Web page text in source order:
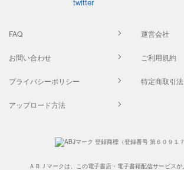
FAQ 運営会社
お問い合わせ ご利用規約
プライバシーポリシー 特定商取引法
アップロード方法
ＡＢＪマークは、この電子書店・電子書籍配信サービス